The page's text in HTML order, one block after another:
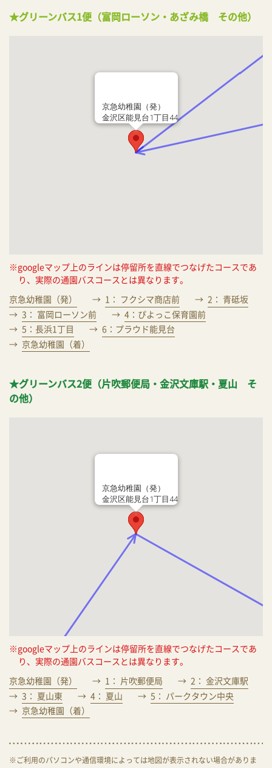
★グリーンバス1便（富岡ローソン・あざみ橋 その他）
京急幼稚園（発）
金沢区能見台1丁目44
※googleマップ上のラインは停留所を直線でつなげたコースであ
り、実際の通園バスコースとは異なります。
京急幼稚園（発）
1： フクシマ商店前
2： 青砥坂
3： 富岡ローソン前
4：ぴよっこ保育園前
5：長浜1丁目
6：プラウド能見台
京急幼稚園（着）
★グリーンバス2便（片吹郵便局・金沢文庫駅・夏山 そ
の他）
京急幼稚園（発）
金沢区能見台1丁目44
※googleマップ上のラインは停留所を直線でつなげたコースであ
り、実際の通園バスコースとは異なります。
京急幼稚園（発）
1： 片吹郵便局
2： 金沢文庫駅
3： 夏山東
4： 夏山
5： パークタウン中央
京急幼稚園（着）
※ご利用のパソコンや通信環境によっては地図が表示されない場合がありま